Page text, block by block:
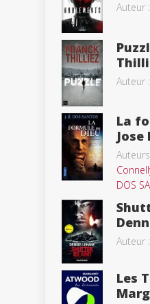
Auteur :
Auteur :
La
Jose
DOS
Auteur :
Les